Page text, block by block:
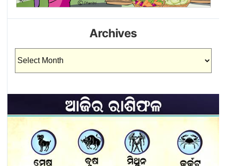
Archives
Archives